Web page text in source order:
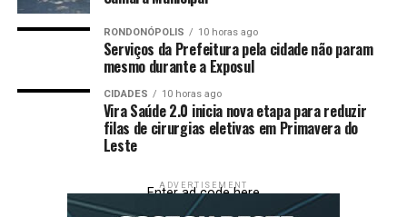
governo no Senado,
relação não está estremecida e que os Poderes
trabalham para fazer“justiça tarifária”,mas ele entende
entre os presidentes da Câmara e do Senado.
RONDONÓPOLIS 10 horas ago
Serviços da Prefeitura pela cidade não param
mesmo durante a Exposul
CIDADES 10 horas ago
Vira Saúde 2.0 inicia nova etapa para reduzir
filas de cirurgias eletivas em Primavera do
Leste
ADVERTISEMENT
Enter ad code here